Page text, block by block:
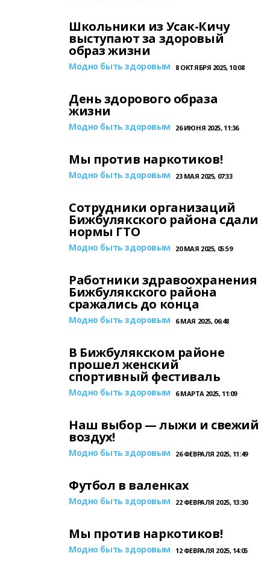
Школьники из Усак-Кичу
выступают за здоровый
образ жизни
Модно быть здоровым 8 ОКТЯБРЯ 2025, 10:08
День здорового образа
жизни
Модно быть здоровым 26 ИЮНЯ 2025, 11:36
Мы против наркотиков!
Модно быть здоровым 23 МАЯ 2025, 07:33
Сотрудники организаций
Бижбулякского района сдали
нормы ГТО
Модно быть здоровым 20 МАЯ 2025, 05:59
Работники здравоохранения
Бижбулякского района
сражались до конца
Модно быть здоровым 6 МАЯ 2025, 06:48
В Бижбулякском районе
прошел женский
спортивный фестиваль
Модно быть здоровым 6 МАРТА 2025, 11:09
Наш выбор — лыжи и свежий
воздух!
Модно быть здоровым 26 ФЕВРАЛЯ 2025, 11:49
Футбол в валенках
Модно быть здоровым 22 ФЕВРАЛЯ 2025, 13:30
Мы против наркотиков!
Модно быть здоровым 12 ФЕВРАЛЯ 2025, 14:05